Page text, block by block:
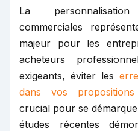
La
commerciales
majeur pour les
acheteurs
exigeants, éviter les
dans vos propositions
crucial pour se
études récentes